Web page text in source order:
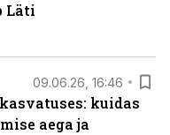
Läti
09.06.26, 16:46
kuidas
aega ja